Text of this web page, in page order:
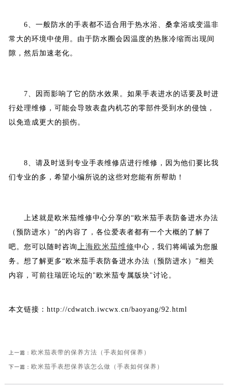
6、一般防水的手表都不适合用于热水浴、桑拿浴或变温非
常大的环境中使用。由于防水圈会因温度的热胀冷缩而出现间
隙，然后加速老化。
7、因而影响了它的防水效果。如果手表进水的话要及时进
行处理维修，可能会导致表盘内机芯的零部件受到水的侵蚀，
以免造成更大的损伤。
8、请及时送到专业手表维修店进行维修，因为他们要比我
们专业的多，希望小编所说的这些对您能有所帮助！
上述就是欧米茄维修中心分享的“欧米茄手表防备进水办法
（预防进水）”的内容了，各位爱表者都有一个大概的了解了
吧。您可以随时咨询上海欧米茄维修中心，我们将竭诚为您服
务。想了解更多“欧米茄手表防备进水办法（预防进水）”相关
内容，可前往瑞匠论坛的"欧米茄专属版块"讨论。
本文链接：http://cdwatch.iwcwx.cn/baoyang/92.html
上一篇： 欧米茄表带的保养方法（手表如何保养）
下一篇： 欧米茄手表想保养该怎么做（手表如何保养）